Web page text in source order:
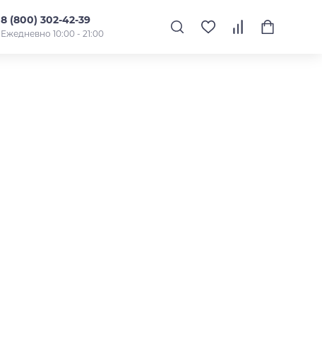
8 (800) 302-42-39
Ежедневно 10:00 - 21:00